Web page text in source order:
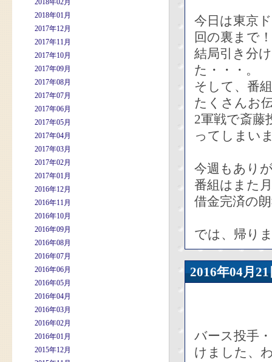
2018年02月
2018年01月
2017年12月
2017年11月
2017年10月
2017年09月
2017年08月
2017年07月
2017年06月
2017年05月
2017年04月
2017年03月
2017年02月
2017年01月
2016年12月
2016年11月
2016年10月
2016年09月
2016年08月
2016年07月
2016年06月
2016年05月
2016年04月
2016年03月
2016年02月
2016年01月
2015年12月
今日は東京
回の裏まで！
結局引き分
た・・・。
そして、番
たくさんお
2軍戦で斎藤
ってしまい
今週もあり
番組はまた
借金完済の
では、帰り
2016年04
バース投手
けました、